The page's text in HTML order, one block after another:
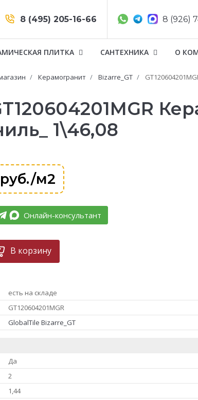
8 (495) 205-16-66 8 (926)
ПЛИТКА САНТЕХНИКА О
Керамогранит Bizarre_GT
1\46,08
м2
Онлайн-консультант
В корзину
есть на складе
GT120604201MGR
GlobalTile Bizarre_GT
Да
2
1,44